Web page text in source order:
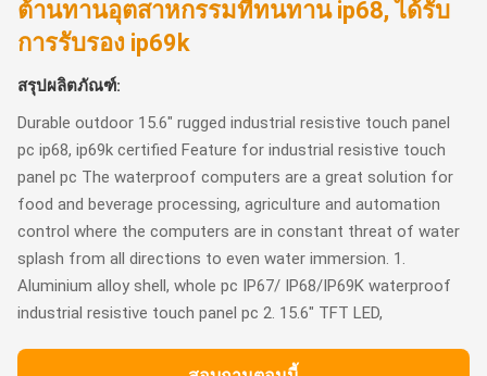
ต้านทานอุตสาหกรรมที่ทนทาน ip68, ได้รับ
การรับรอง ip69k
สรุปผลิตภัณฑ์:
Durable outdoor 15.6" rugged industrial resistive touch panel
pc ip68, ip69k certified Feature for industrial resistive touch
panel pc The waterproof computers are a great solution for
food and beverage processing, agriculture and automation
control where the computers are in constant threat of water
splash from all directions to even water immersion. 1.
Aluminium alloy shell, whole pc IP67/ IP68/IP69K waterproof
industrial resistive touch panel pc 2. 15.6" TFT LED,